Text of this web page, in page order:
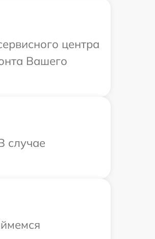
центра
Вашего
случае